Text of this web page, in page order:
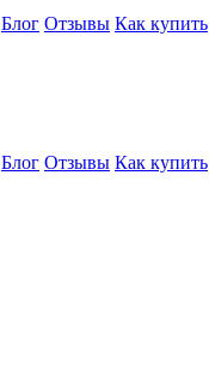
Блог Отзывы Как купить
Блог Отзывы Как купить